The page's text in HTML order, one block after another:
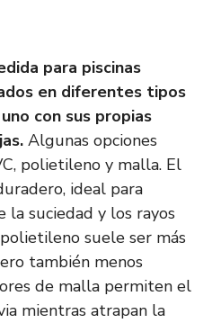
para piscinas
en diferentes tipos
con sus propias
Algunas opciones
polietileno y malla. El
ideal para
la suciedad y los rayos
suele ser más
también menos
de malla permiten el
mientras atrapan la